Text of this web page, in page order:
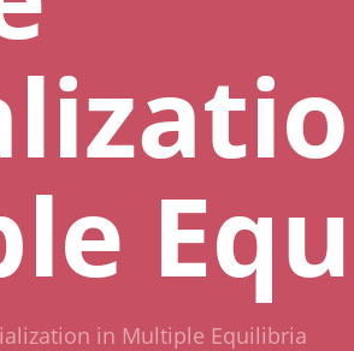
in Multiple Equilibria